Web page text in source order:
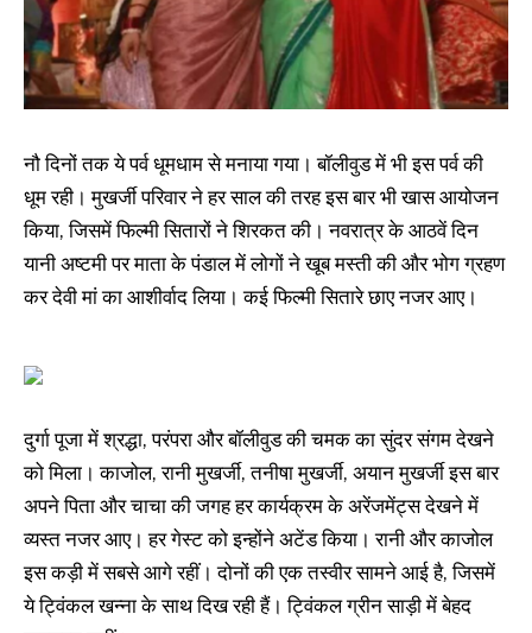
नौ दिनों तक ये पर्व धूमधाम से मनाया गया। बॉलीवुड में भी इस पर्व की
धूम रही। मुखर्जी परिवार ने हर साल की तरह इस बार भी खास आयोजन
किया, जिसमें फिल्मी सितारों ने शिरकत की। नवरात्र के आठवें दिन
यानी अष्टमी पर माता के पंडाल में लोगों ने खूब मस्ती की और भोग ग्रहण
कर देवी मां का आशीर्वाद लिया। कई फिल्मी सितारे छाए नजर आए।
दुर्गा पूजा में श्रद्धा, परंपरा और बॉलीवुड की चमक का सुंदर संगम देखने
को मिला। काजोल, रानी मुखर्जी, तनीषा मुखर्जी, अयान मुखर्जी इस बार
अपने पिता और चाचा की जगह हर कार्यक्रम के अरेंजमेंट्स देखने में
व्यस्त नजर आए। हर गेस्ट को इन्होंने अटेंड किया। रानी और काजोल
इस कड़ी में सबसे आगे रहीं। दोनों की एक तस्वीर सामने आई है, जिसमें
ये ट्विंकल खन्ना के साथ दिख रही हैं। ट्विंकल ग्रीन साड़ी में बेहद